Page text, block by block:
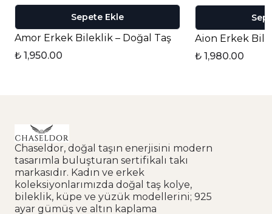
Sepete Ekle
Amor Erkek Bileklik – Doğal Taş
₺ 1,950.00
Aion Erkek
₺ 1,980.00
Chaseldor, doğal taşın enerjisini modern
tasarımla buluşturan sertifikalı takı
markasıdır. Kadın ve erkek
koleksiyonlarımızda doğal taş kolye,
bileklik, küpe ve yüzük modellerini; 925
ayar gümüş ve altın kaplama